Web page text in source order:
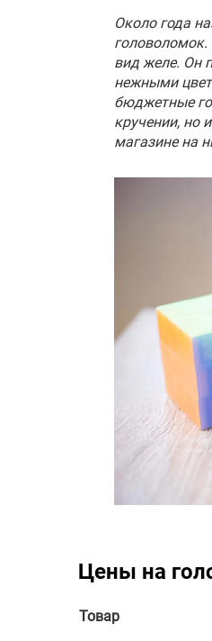
Около года
головоломок.
вид желе. Он
нежными
бюджетные
кручении, но
магазине на
Цены на
Товар